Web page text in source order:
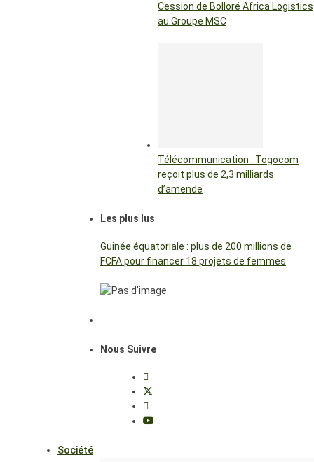
Cession de Bolloré Africa Logistics
au Groupe MSC
Télécommunication : Togocom
reçoit plus de 2,3 milliards
d’amende
Les plus lus
Guinée équatoriale : plus de 200 millions de
FCFA pour financer 18 projets de femmes
Nous Suivre
Société